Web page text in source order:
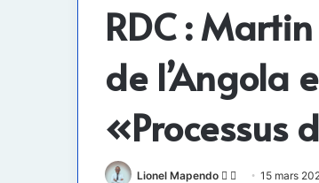
RDC :
de l’Angola
«Processus
Lionel Mapendo
Follow
Envoyer15 mars